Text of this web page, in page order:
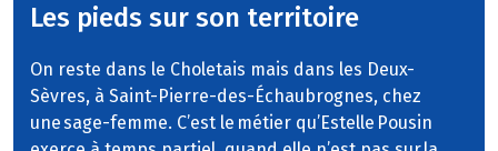
Les pieds sur son territoire
On reste dans le Choletais mais dans les Deux-
Sèvres, à Saint-Pierre-des-Échaubrognes, chez
une sage-femme. C’est le métier qu’Estelle Pousin